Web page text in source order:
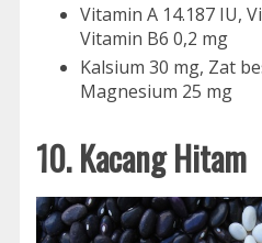
Vitamin A 14.187 IU,
Vitamin B6 0,2 mg
Kalsium 30 mg, Zat
Magnesium 25 mg
10. Kacang Hitam